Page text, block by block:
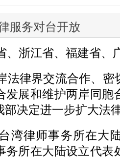
服务对台开放
、浙江省、福建省、
律界交流合作、密
发展和维护两岸同胞
部决定进一步扩大法
律师事务所在大
务所在大陆设立代表